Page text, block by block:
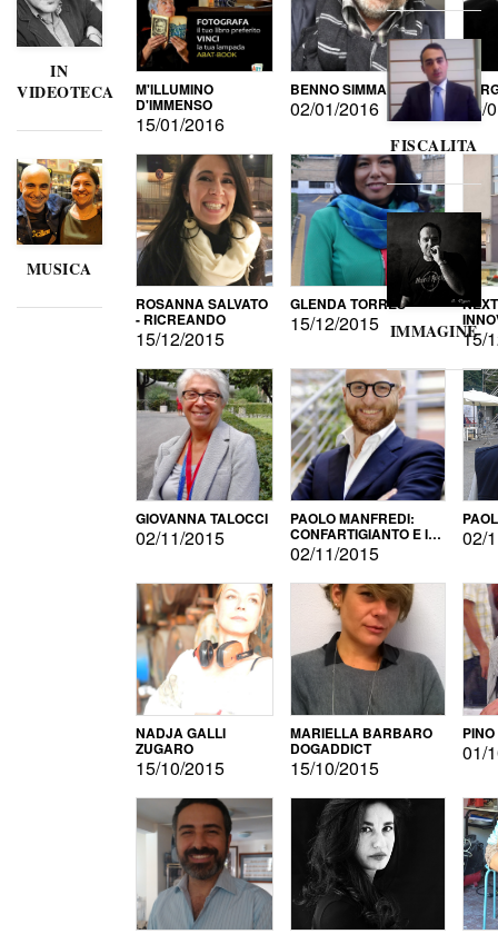
IN
VIDEOTECA
MUSICA
M'ILLUMINO
D'IMMENSO
15/01/2016
BENNO SIMMA
02/01/2016
ROSANNA SALVATO
- RICREANDO
15/12/2015
GLENDA TORRES
15/12/2015
15/
GIOVANNA TALOCCI
02/11/2015
PAOLO MANFREDI:
CONFARTIGIANTO E IL
SONDAGGIO
02/11/2015
02/
NADJA GALLI
ZUGARO
15/10/2015
MARIELLA BARBARO
DOGADDICT
15/10/2015
01/
FISCALITA
IMMAGINE